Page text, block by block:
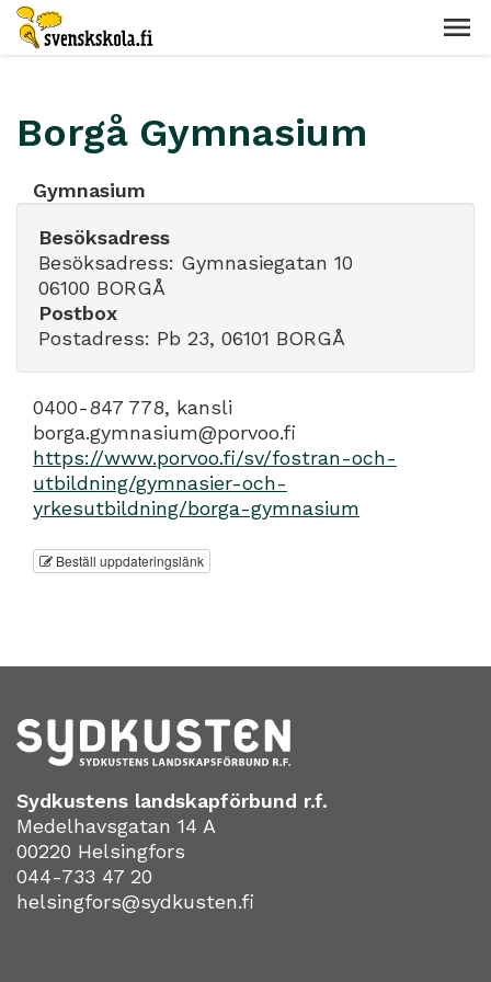
Borgå Gymnasium
Gymnasium
Besöksadress
Besöksadress: Gymnasiegatan 10
06100 BORGÅ
Postbox
Postadress: Pb 23, 06101 BORGÅ
0400-847 778, kansli
borga.gymnasium@porvoo.fi
https://www.porvoo.fi/sv/fostran-och-
utbildning/gymnasier-och-
yrkesutbildning/borga-gymnasium
Beställ uppdateringslänk
Sydkustens landskapförbund r.f.
Medelhavsgatan 14 A
00220 Helsingfors
044-733 47 20
helsingfors@sydkusten.fi